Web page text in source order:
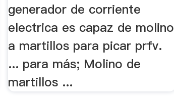
generador de corriente
electrica es capaz de molino
a martillos para picar prfv.
... para más; Molino de
martillos ...